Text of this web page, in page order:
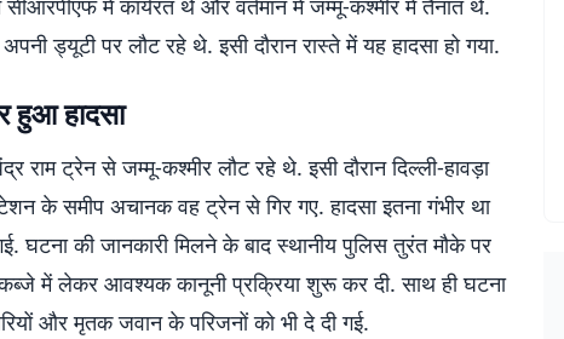
में कार्यरत थे और वर्तमान में जम्मू-कश्मीर में तैनात थे.
ड्यूटी पर लौट रहे थे. इसी दौरान रास्ते में यह हादसा हो गया.
हुआ हादसा
राम ट्रेन से जम्मू-कश्मीर लौट रहे थे. इसी दौरान दिल्ली-हावड़ा
के समीप अचानक वह ट्रेन से गिर गए. हादसा इतना गंभीर था
घटना की जानकारी मिलने के बाद स्थानीय पुलिस तुरंत मौके पर
में लेकर आवश्यक कानूनी प्रक्रिया शुरू कर दी. साथ ही घटना
और मृतक जवान के परिजनों को भी दे दी गई.